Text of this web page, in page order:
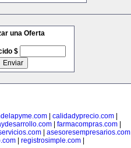
una Oferta
$
| calidadyprecio.com|
farmacompras.com
asesoresempresarios.com
| registrosimple.com|